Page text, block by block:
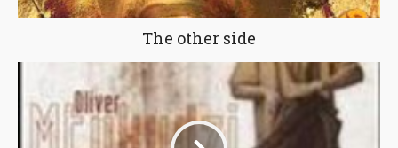
The other side